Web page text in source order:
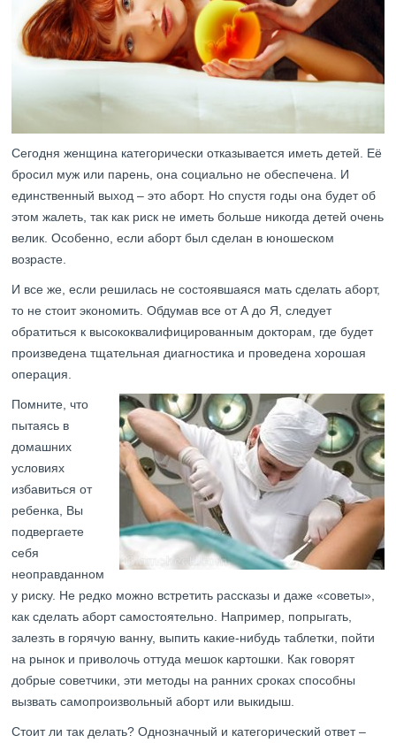
Сегодня женщина категорически отказывается иметь детей. Её
бросил муж или парень, она социально не обеспечена. И
единственный выход – это аборт. Но спустя годы она будет об
этом жалеть, так как риск не иметь больше никогда детей очень
велик. Особенно, если аборт был сделан в юношеском
возрасте.
И все же, если решилась не состоявшаяся мать сделать аборт,
то не стоит экономить. Обдумав все от А до Я, следует
обратиться к высококвалифицированным докторам, где будет
произведена тщательная диагностика и проведена хорошая
операция.
Помните, что
пытаясь в
домашних
условиях
избавиться от
ребенка, Вы
подвергаете
себя
неоправданном
у риску. Не редко можно встретить рассказы и даже «советы»,
как сделать аборт самостоятельно. Например, попрыгать,
залезть в горячую ванну, выпить какие-нибудь таблетки, пойти
на рынок и приволочь оттуда мешок картошки. Как говорят
добрые советчики, эти методы на ранних сроках способны
вызвать самопроизвольный аборт или выкидыш.
Стоит ли так делать? Однозначный и категорический ответ –